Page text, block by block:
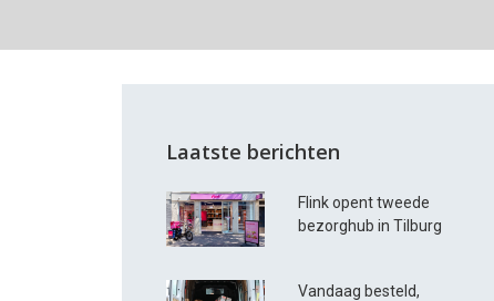
Laatste berichten
Flink opent tweede
bezorghub in Tilburg
Vandaag besteld,